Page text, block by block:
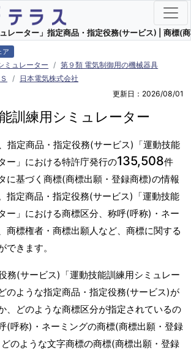
レーター」指定商品・指定役務(サービス) | 商標(
ア
ミュレーター
第９類 電気制御用の機械器具
Ｓ
日本電気株式会社
更新日：2026/08/01
訓練用シミュレーター
指定商品・指定役務(サービス)「運動技能
ー」における特許庁発行の135,508件
に基づく商標(商標出願・登録商標)の情報
指定商品・指定役務(サービス)「運動技能
ー」における商標区分、称呼(呼称)・ネー
商標権者・商標出願人など、商標に関する
できます。
務(サービス)「運動技能訓練用シミュレー
のような指定商品・指定役務(サービス)が
、どのような商標区分が指定されているの
(呼称)・ネーミングの商標(商標出願・登録
のような文字商標の商標(商標出願・登録